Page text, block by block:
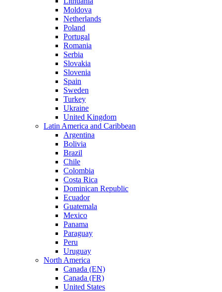
Moldova
Netherlands
Poland
Portugal
Romania
Serbia
Slovakia
Slovenia
Spain
Sweden
Turkey
Ukraine
United Kingdom
Latin America and Caribbean
Argentina
Bolivia
Brazil
Chile
Colombia
Costa Rica
Dominican Republic
Ecuador
Guatemala
Mexico
Panama
Paraguay
Peru
Uruguay
North America
Canada (EN)
Canada (FR)
United States